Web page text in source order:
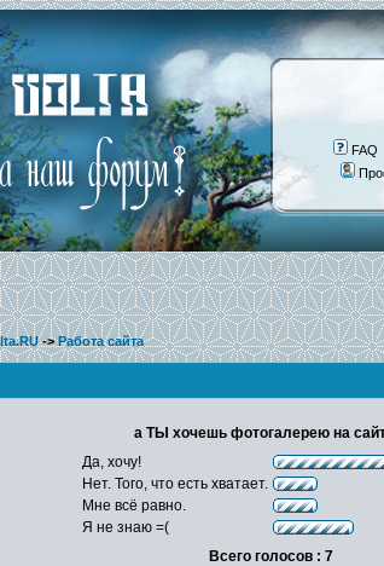
FAQ
->Работа сайта
а ТЫ хочешь фотогалерею на
Да, хочу!
Нет. Того, что есть хватает.
Мне всё равно.
Я не знаю =(
Всего голосов : 7